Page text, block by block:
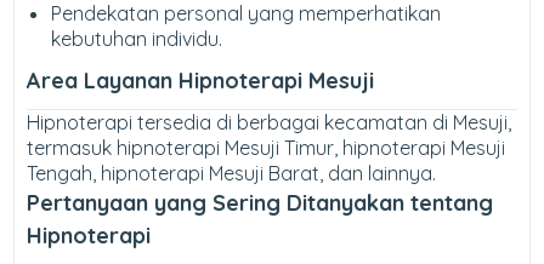
Pendekatan personal yang memperhatikan
kebutuhan individu.
Area Layanan Hipnoterapi Mesuji
Hipnoterapi tersedia di berbagai kecamatan di Mesuji,
termasuk hipnoterapi Mesuji Timur, hipnoterapi Mesuji
Tengah, hipnoterapi Mesuji Barat, dan lainnya.
Pertanyaan yang Sering Ditanyakan tentang
Hipnoterapi